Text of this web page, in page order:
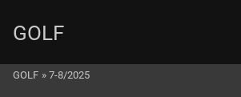
GOLF
GOLF » 7-8/2025